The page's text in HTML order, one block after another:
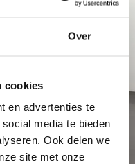
Over
cookies
en advertenties te
media te bieden
Ook delen we
site met onze